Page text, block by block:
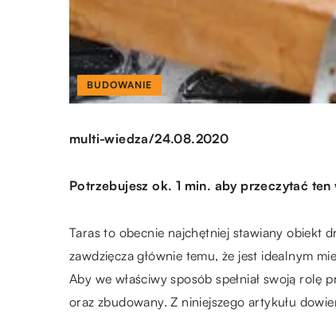
BUDOWANIE
multi-wiedza/24.08.2020
Potrzebujesz ok. 1 min. aby przeczytać ten
Taras to obecnie najchętniej stawiany obiekt
zawdzięcza głównie temu, że jest idealnym
Aby we właściwy sposób spełniał swoją
oraz zbudowany. Z niniejszego artykułu